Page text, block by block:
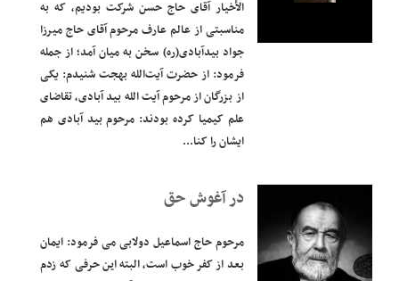
الأخیار آقای حاج حسن شرکت بودیم، که به
مناسبتی از عالم عارف مرحوم آقای حاج میرزا
جواد بیدآبادی(ره) سخن به میان آمد؛ از جمله
فرمود: از حضرت آیت‌الله بهجت شنیدم: یکی
از بزرگان از مرحوم آیت الله بید آبادی، تقاضای
علم کیمیا کرده بودند: مرحوم بید آبادی هم
در آغوش حق
مرحوم حاج اسماعیل دولابی می فرمود: ایمان
بعد از کفر خوب است، البته این حرفی که زدم